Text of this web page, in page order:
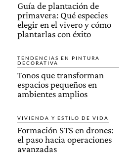
Guía de plantación de
primavera: Qué especies
elegir en el vivero y cómo
plantarlas con éxito
TENDENCIAS EN PINTURA
DECORATIVA
Tonos que transforman
espacios pequeños en
ambientes amplios
VIVIENDA Y ESTILO DE VIDA
Formación STS en drones:
el paso hacia operaciones
avanzadas